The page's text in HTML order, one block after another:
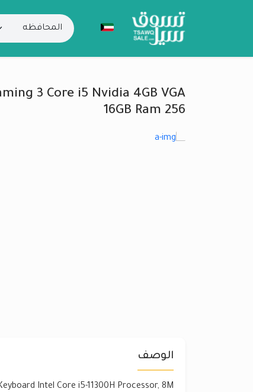
3 Core i5 Nvidia 4GB VGA
16GB Ram 256
الوصف
Intel Core i5-11300H Processor, 8M